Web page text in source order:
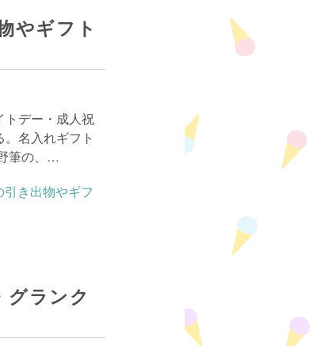
やギフト
トデー・成人祝
名入れギフト
筆の、…
ランク